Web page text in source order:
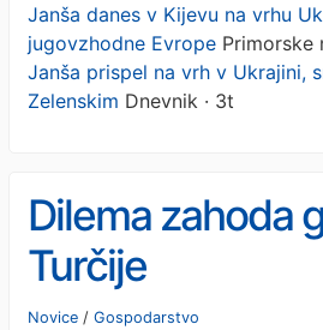
Janša danes v Kijevu na vrhu
jugovzhodne Evrope Primorske
Janša prispel na vrh v Ukrajini,
Zelenskim Dnevnik · 3t
Dilema zahoda
Turčije
Novice / Gospodarstvo